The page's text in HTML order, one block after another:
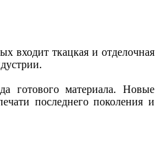
входит ткацкая и отделочная
готового материала. Новые
последнего поколения и